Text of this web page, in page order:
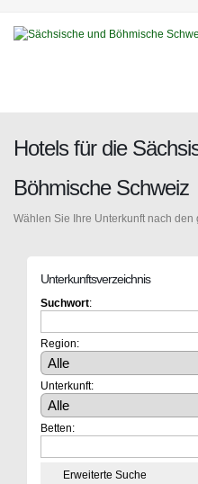
Hotels für die
Böhmische Schweiz
Wählen Sie Ihre Unterkunft nach
Unterkunftsverzeichnis
Suchwort:
Region:
Unterkunft:
Betten:
Erweiterte Suche